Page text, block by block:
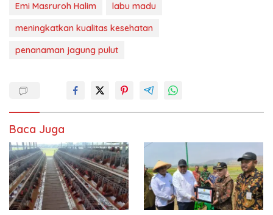
Emi Masruroh Halim
labu madu
meningkatkan kualitas kesehatan
penanaman jagung pulut
Baca Juga